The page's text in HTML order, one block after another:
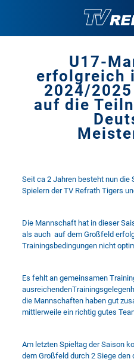
U17-
erfolgreich
2024/
auf die
Seit ca 2 Jahren besteht nun
Spielern der TV Refrath Tigers
Die Mannschaft hat in dieser
als auch auf dem Großfeld
Trainingsbedingungen nicht
Es fehlt an gemeinsamen
die Mannschaften haben gut
mittlerweile ein richtig gutes
Am letzten Spieltag der Saison
dem Großfeld durch 2 Siege